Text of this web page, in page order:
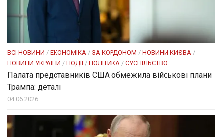
ВСІ НОВИНИ / ЕКОНОМІКА / ЗА КОРДОНОМ / НОВИНИ КИЄВА /
НОВИНИ УКРАЇНИ / ПОДІЇ / ПОЛІТИКА / СУСПІЛЬСТВО
Палата представників США обмежила військові плани
Трампа: деталі
04.06.2026